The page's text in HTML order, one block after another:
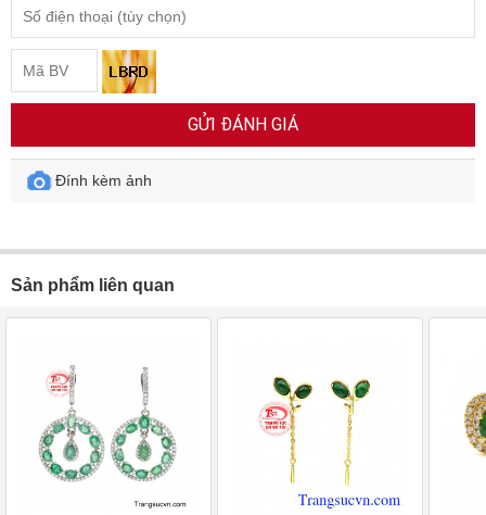
GỬI ĐÁNH GIÁ
Đính kèm ảnh
Sản phẩm liên quan